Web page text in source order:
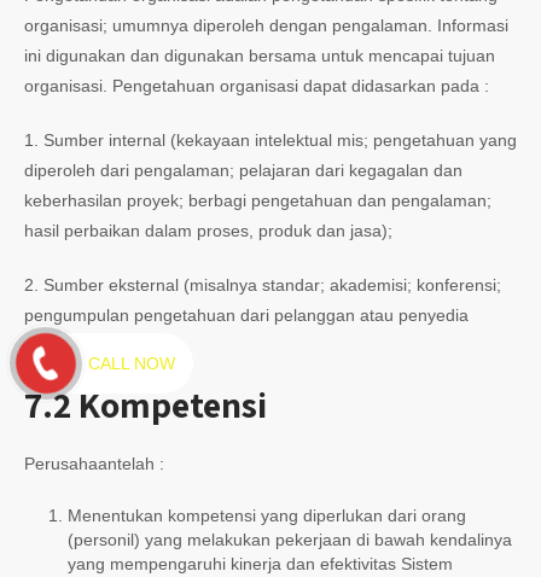
organisasi; umumnya diperoleh dengan pengalaman. Informasi
ini digunakan dan digunakan bersama untuk mencapai tujuan
organisasi. Pengetahuan organisasi dapat didasarkan pada :
1. Sumber internal (kekayaan intelektual mis; pengetahuan yang
diperoleh dari pengalaman; pelajaran dari kegagalan dan
keberhasilan proyek; berbagi pengetahuan dan pengalaman;
hasil perbaikan dalam proses, produk dan jasa);
2. Sumber eksternal (misalnya standar; akademisi; konferensi;
pengumpulan pengetahuan dari pelanggan atau penyedia
eksternal).
7.2 Kompetensi
Perusahaantelah :
Menentukan kompetensi yang diperlukan dari orang
(personil) yang melakukan pekerjaan di bawah kendalinya
yang mempengaruhi kinerja dan efektivitas Sistem
CALL NOW